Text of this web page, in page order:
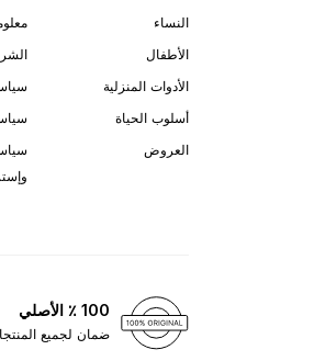
النساء
الأطفال
الأدوات المنزلية
أسلوب الحياة
العروض
100 ٪ الأصلي
ضمان لجميع